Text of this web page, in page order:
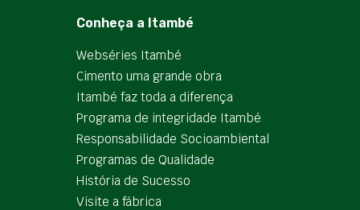
Conheça a Itambé
Webséries Itambé
Cimento uma grande obra
Itambé faz toda a diferença
Programa de integridade Itambé
Responsabilidade Socioambiental
Programas de Qualidade
História de Sucesso
Visite a fábrica